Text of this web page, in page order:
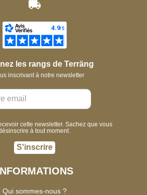
les rangs de Terräng
inscrivant à notre newsletter
cette newsletter. Sachez que vous
à tout moment.
S'inscrire
Qui sommes-nous ?